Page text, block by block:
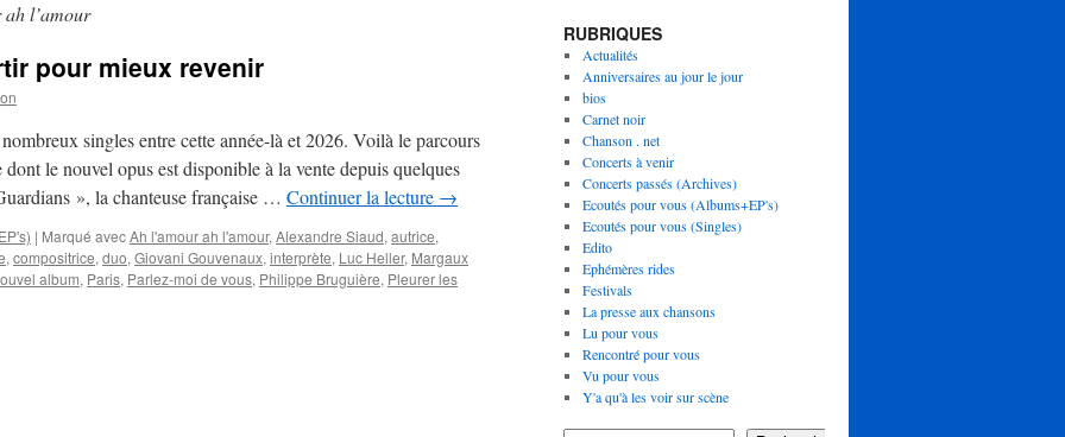
l’amour
pour mieux revenir
singles entre cette année-là et 2026. Voilà le parcours
le nouvel opus est disponible à la vente depuis quelques
», la chanteuse française … Continuer la lecture →
| Marqué avecAh l'amour ah l'amour, Alexandre Siaud, autrice,
, compositrice, duo, Giovani Gouvenaux, interprète, Luc Heller, Margaux
album, Paris, Parlez-moi de vous, Philippe Bruguière, Pleurer les
RUBRIQUES
Actualités
Anniversaires au jour le jour
bios
Carnet noir
Chanson . net
Concerts à venir
Concerts passés (Archives)
Ecoutés pour vous (Albums+EP's)
Ecoutés pour vous (Singles)
Edito
Ephémères rides
Festivals
La presse aux chansons
Lu pour vous
Rencontré pour vous
Vu pour vous
Y'a qu'à les voir sur scène